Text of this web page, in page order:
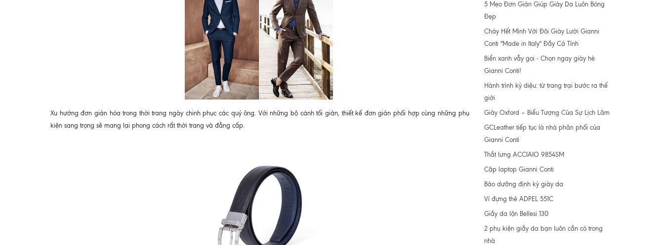
Xu hướng đơn giản hóa trong thời trang ngày chinh phục các quý ông. Với những bộ cánh tối giản, thiết kế đơn giản phối hợp cùng những phụ
kiện sang trọng sẽ mang lại phong cách rất thời trang và đẳng cấp.
5 Mẹo Đơn Giản Giúp Giày Da Luôn Bóng
Đẹp
Cháy Hết Mình Với Đôi Giày Lười Gianni
Conti "Made in Italy" Đầy Cá Tính
Biển xanh vẫy gọi - Chọn ngay giày hè
Gianni Conti!
Hành trình kỳ diệu: từ trang trại bước ra thế
giới
Giày Oxford – Biểu Tượng Của Sự Lịch Lãm
GCLeather tiếp tục là nhà phân phối của
Gianni Conti
Thắt lưng ACCIAIO 9854SM
Cặp laptop Gianni Conti
Bảo dưỡng định kỳ giày da
Ví đựng thẻ ADPEL 551C
Giầy da lộn Bellesi 130
2 phụ kiện giầy da bạn luôn cần có trong
nhà